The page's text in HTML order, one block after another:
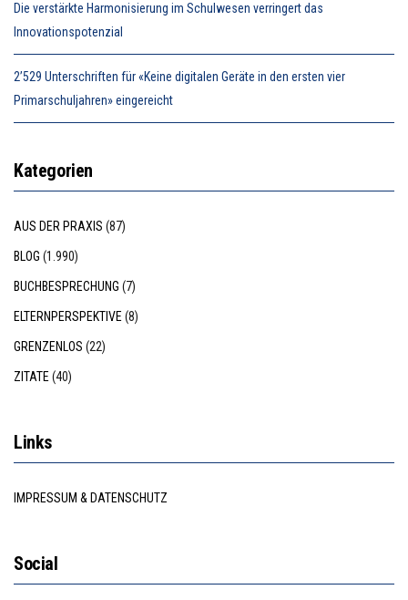
Die verstärkte Harmonisierung im Schulwesen verringert das
Innovationspotenzial
2’529 Unterschriften für «Keine digitalen Geräte in den ersten vier
Primarschuljahren» eingereicht
Kategorien
AUS DER PRAXIS (87)
BLOG (1.990)
BUCHBESPRECHUNG (7)
ELTERNPERSPEKTIVE (8)
GRENZENLOS (22)
ZITATE (40)
Links
IMPRESSUM & DATENSCHUTZ
Social